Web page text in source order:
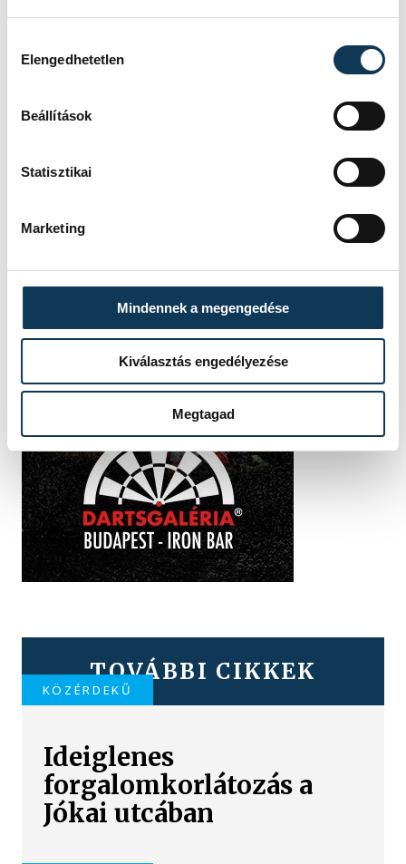
Elengedhetetlen
Beállítások
Statisztikai
Marketing
Mindennek a megengedése
Kiválasztás engedélyezése
Megtagad
TOVÁBBI CIKKEK
KÖZÉRDEKŰ
Ideiglenes
forgalomkorlátozás a
Jókai utcában